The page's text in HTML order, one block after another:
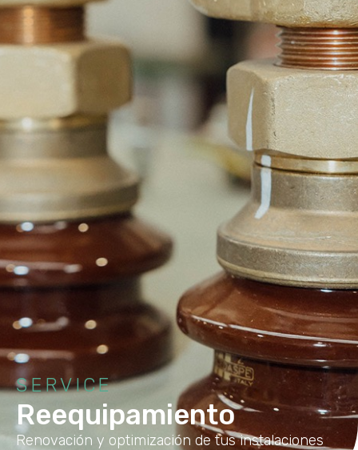
SERVICE
Reequipamiento
Renovación y optimización de tus instalaciones